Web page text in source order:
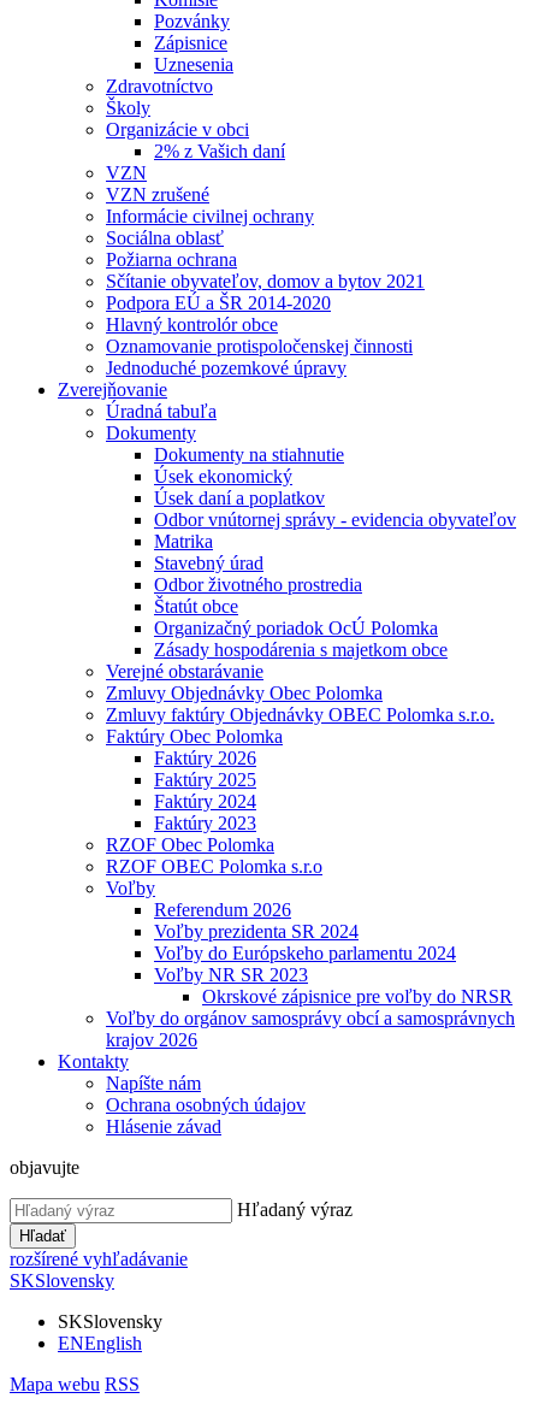
Pozvánky
Zápisnice
Uznesenia
Zdravotníctvo
Školy
Organizácie v obci
2% z Vašich daní
VZN
VZN zrušené
Informácie civilnej ochrany
Sociálna oblasť
Požiarna ochrana
Sčítanie obyvateľov, domov a bytov 2021
Podpora EÚ a ŠR 2014-2020
Hlavný kontrolór obce
Oznamovanie protispoločenskej činnosti
Jednoduché pozemkové úpravy
Zverejňovanie
Úradná tabuľa
Dokumenty
Dokumenty na stiahnutie
Úsek ekonomický
Úsek daní a poplatkov
Odbor vnútornej správy - evidencia obyvateľov
Matrika
Stavebný úrad
Odbor životného prostredia
Štatút obce
Organizačný poriadok OcÚ Polomka
Zásady hospodárenia s majetkom obce
Verejné obstarávanie
Zmluvy Objednávky Obec Polomka
Zmluvy faktúry Objednávky OBEC Polomka s.r.o.
Faktúry Obec Polomka
Faktúry 2026
Faktúry 2025
Faktúry 2024
Faktúry 2023
RZOF Obec Polomka
RZOF OBEC Polomka s.r.o
Voľby
Referendum 2026
Voľby prezidenta SR 2024
Voľby do Európskeho parlamentu 2024
Voľby NR SR 2023
Okrskové zápisnice pre voľby do NRSR
Voľby do orgánov samosprávy obcí a samosprávnych
krajov 2026
Kontakty
Napíšte nám
Ochrana osobných údajov
Hlásenie závad
objavujte
Hľadaný výraz
Hľadať
rozšírené vyhľadávanie
SKSlovensky
SKSlovensky
ENEnglish
Mapa webu RSS